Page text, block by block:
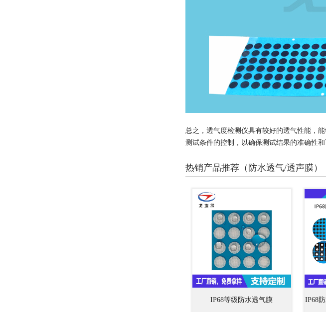
总之，透气度检测仪具有较好的透气性能，
测试条件的控制，以确保测试结果的准确性和
热销产品推荐（防水透气/透声膜）
IP68等级防水透气膜 IP68